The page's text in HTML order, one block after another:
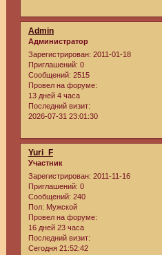
Admin
Администратор
Зарегистрирован: 2011-01-18
Приглашений: 0
Сообщений: 2515
Провел на форуме:
13 дней 4 часа
Последний визит:
2026-07-31 23:01:30
Yuri_F
Участник
Зарегистрирован: 2011-11-16
Приглашений: 0
Сообщений: 240
Пол: Мужской
Провел на форуме:
16 дней 23 часа
Последний визит:
Сегодня 21:52:42